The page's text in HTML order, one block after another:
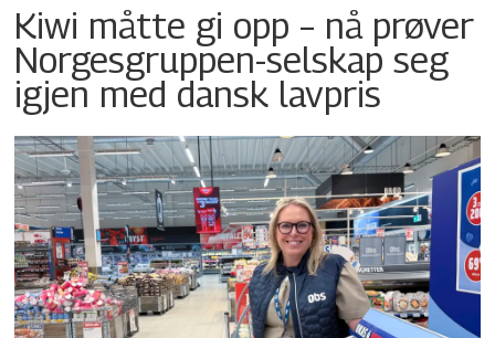
Kiwi måtte gi opp – nå prøver
Norgesgruppen-selskap seg
igjen med dansk lavpris